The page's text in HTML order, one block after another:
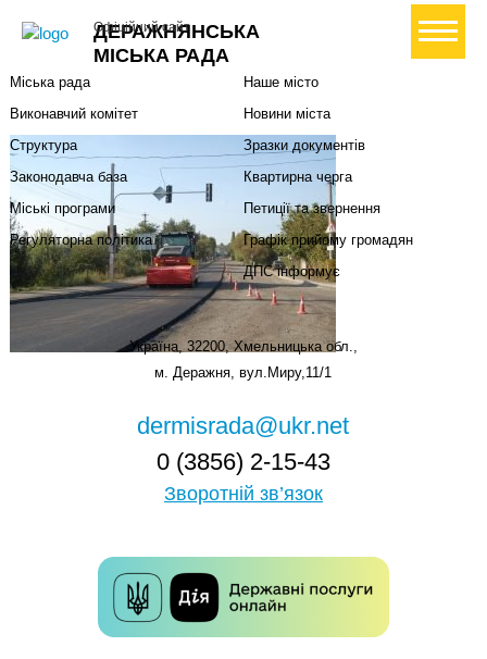
ДЕРАЖНЯНСЬКА
МІСЬКА РАДА
Офіційний сайт+ Створити петицію
Міський голова
Міська рада
Виконавчий комітет
Структура
Законодавча база
Міські програми
Регуляторна політика
Наше місто
Новини міста
Зразки документів
Квартирна черга
Петиції та звернення
Графік прийому громадян
ДПС інформує
Україна, 32200, Хмельницька обл.,
м. Деражня, вул.Миру,11/1
dermisrada@ukr.net
0 (3856) 2-15-43
Зворотній зв’язок